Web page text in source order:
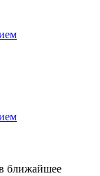
ближайшее